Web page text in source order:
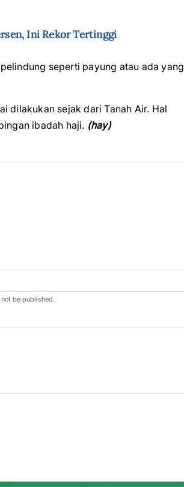
Ini Rekor Tertinggi
seperti payung atau ada yang
dilakukan sejak dari Tanah Air. Hal
ibadah haji. (hay)
be published.